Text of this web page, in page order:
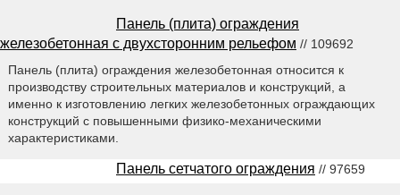
Панель (плита) ограждения
железобетонная с двухсторонним рельефом // 109692
Панель (плита) ограждения железобетонная относится к
производству строительных материалов и конструкций, а
именно к изготовлению легких железобетонных ограждающих
конструкций с повышенными физико-механическими
характеристиками.
Панель сетчатого ограждения // 97659